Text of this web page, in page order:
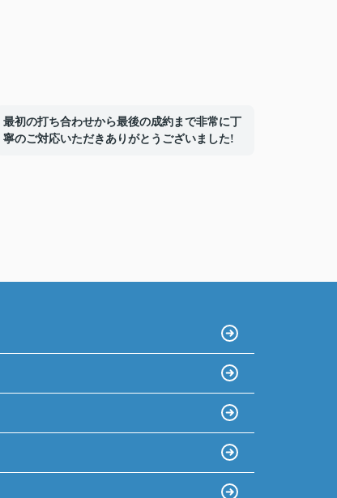
最初の打ち合わせから最後の成約まで非常に丁
寧のご対応いただきありがとうございました!